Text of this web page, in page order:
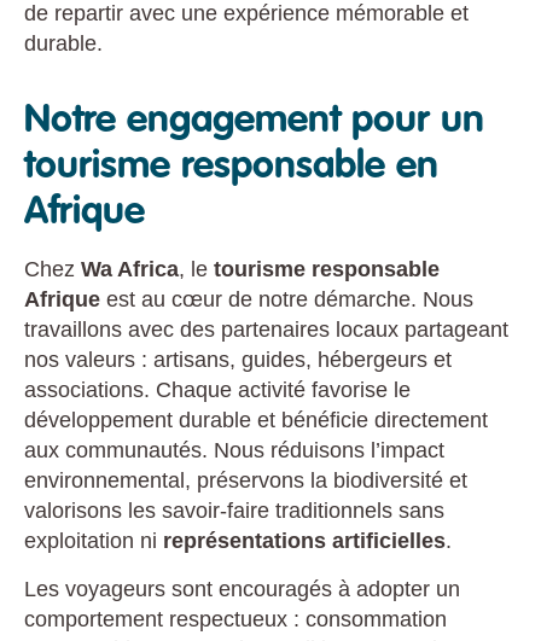
de repartir avec une expérience mémorable et
durable.
Notre engagement pour un
tourisme responsable en
Afrique
Chez Wa Africa, le tourisme responsable
Afrique est au cœur de notre démarche. Nous
travaillons avec des partenaires locaux partageant
nos valeurs : artisans, guides, hébergeurs et
associations. Chaque activité favorise le
développement durable et bénéficie directement
aux communautés. Nous réduisons l’impact
environnemental, préservons la biodiversité et
valorisons les savoir-faire traditionnels sans
exploitation ni représentations artificielles.
Les voyageurs sont encouragés à adopter un
comportement respectueux : consommation